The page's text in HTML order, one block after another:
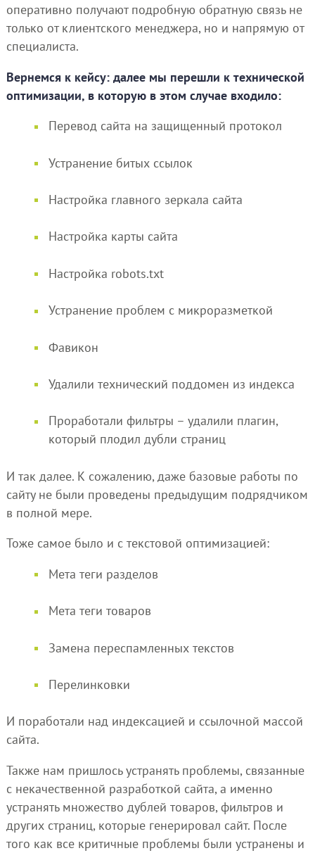
оперативно получают подробную обратную связь не
только от клиентского менеджера, но и напрямую от
специалиста.
Вернемся к кейсу: далее мы перешли к технической
оптимизации, в которую в этом случае входило:
Перевод сайта на защищенный протокол
Устранение битых ссылок
Настройка главного зеркала сайта
Настройка карты сайта
Настройка robots.txt
Устранение проблем с микроразметкой
Фавикон
Удалили технический поддомен из индекса
Проработали фильтры – удалили плагин,
который плодил дубли страниц
И так далее. К сожалению, даже базовые работы по
сайту не были проведены предыдущим подрядчиком
в полной мере.
Тоже самое было и с текстовой оптимизацией:
Мета теги разделов
Мета теги товаров
Замена переспамленных текстов
Перелинковки
И поработали над индексацией и ссылочной массой
сайта.
Также нам пришлось устранять проблемы, связанные
с некачественной разработкой сайта, а именно
устранять множество дублей товаров, фильтров и
других страниц, которые генерировал сайт. После
того как все критичные проблемы были устранены и